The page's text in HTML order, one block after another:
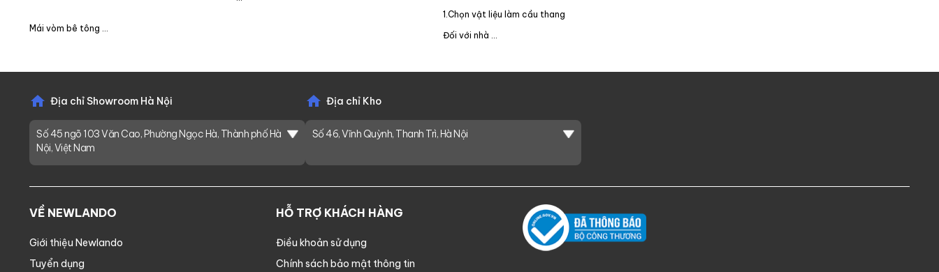
Mái vòm bê tông …
1.Chọn vật liệu làm cầu thang
Đối với nhà …
Địa chỉ Showroom Hà Nội
Số 45 ngõ 103 Văn Cao, Phường Ngọc Hà, Thành phố Hà
Nội, Việt Nam
Địa chỉ Kho
Số 46, Vĩnh Quỳnh, Thanh Trì, Hà Nội
VỀ NEWLANDO
Giới thiệu Newlando
Tuyển dụng
HỖ TRỢ KHÁCH HÀNG
Điều khoản sử dụng
Chính sách bảo mật thông tin